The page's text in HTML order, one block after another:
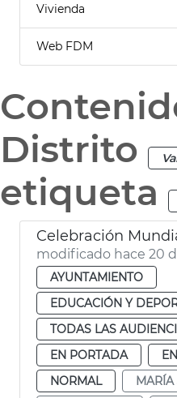
Vivienda
Web FDM
Distrito
etiqueta
modificado hace 20
AYUNTAMIENTO
EDUCACIÓN Y
TODAS LAS
EN PORTADA
NORMAL
MARÍA